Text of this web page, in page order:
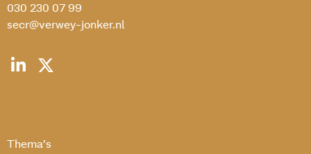
030 230 07 99
secr@verwey-jonker.nl
Thema’s